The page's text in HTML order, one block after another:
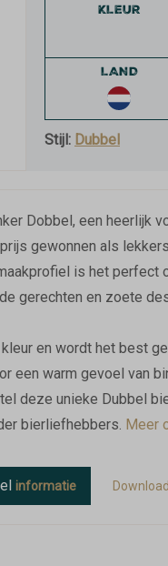
KLEUR
LAND
Stijl: Dubbel
Dobbel, een heerlijk
gewonnen als
is het perfect
gerechten en zoete
en wordt het best
een warm gevoel van
deze unieke Dubbel
bierliefhebbers. Meer
informatie